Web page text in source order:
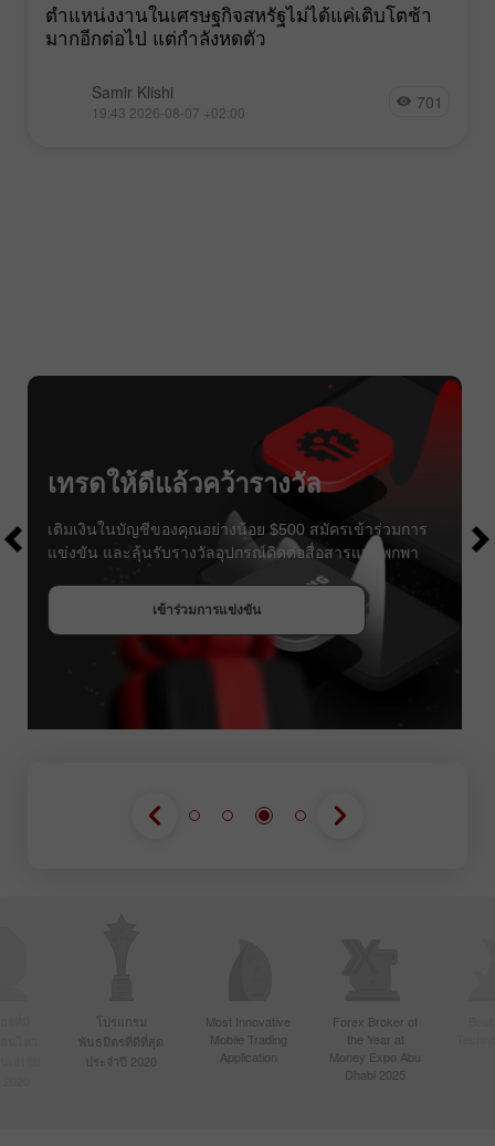
ตำแหน่งงานในเศรษฐกิจสหรัฐไม่ได้แค่เติบโตช้า
มากอีกต่อไป แต่กำลังหดตัว
Samir Klishi
19:43 2026-08-07 +02:00 701
เข้าร่วมการแข่งขัน
$1000
$1000
เข้าร่วมการแข่งขัน
เทรดให้ดีแล้วคว้ารางวัล
เติมเงินในบัญชีของคุณอย่างน้อย $500 สมัครเข้าร่วมการ
แข่งขัน และลุ้นรับรางวัลอุปกรณ์ติดต่อสื่อสารแบบพกพา
เข้าร่วมการแข่งขัน
โปรแกรม
พันธมิตรที่ดีที่สุด
ประจำปี 2020
Most Innovative
Mobile Trading
Application
Forex Broker of
the Year at
Money Expo Abu
Dhabi 2025